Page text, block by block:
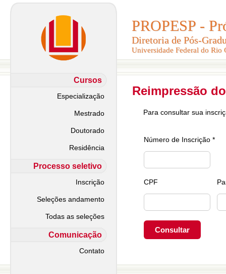
PROPESP -
Diretoria de Pós-
Universidade Federal do Rio
PROPESP -
Diretoria de Pós-
Universidade Federal do Rio
Cursos
Especialização
Mestrado
Doutorado
Residência
Processo seletivo
Inscrição
Seleções andamento
Todas as seleções
Comunicação
Contato
Reimpressão
Para consultar sua
Número de Inscrição *
CPF